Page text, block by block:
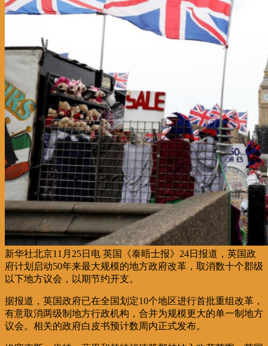
新华社北京11月25日电 英国《泰晤士报》24日报道，英国政
府计划启动50年来最大规模的地方政府改革，取消数十个郡级
以下地方议会，以期节约开支。
据报道，英国政府已在全国划定10个地区进行首批重组改革，
有意取消两级制地方行政机构，合并为规模更大的单一制地方
议会。相关的政府白皮书预计数周内正式发布。